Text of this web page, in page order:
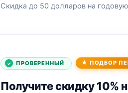
Скидка до 50 долларов на
ПРОВЕРЕННЫЙ ПОДБОР
Получите скидку 10%